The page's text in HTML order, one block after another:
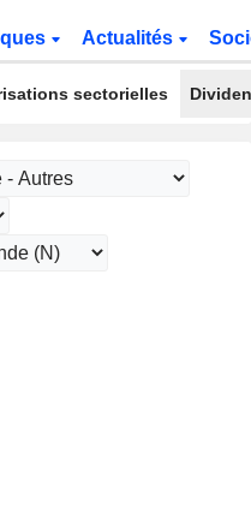
Actualités
sectorielles